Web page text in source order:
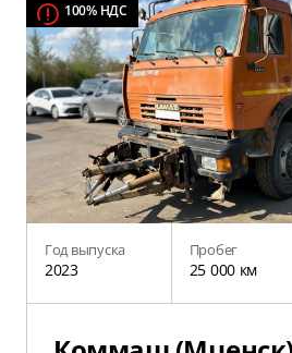
100% НДС
Год выпуска
2023
Пробег
25 000 км